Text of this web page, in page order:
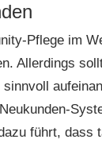
Pflege im
Allerdings
führt, dass